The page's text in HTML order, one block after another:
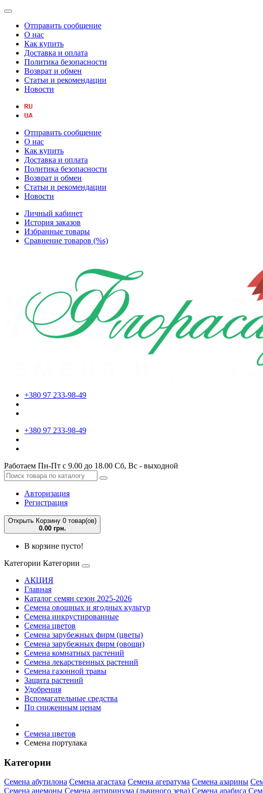
Отправить сообщение
О нас
Как купить
Доставка и оплата
Политика безопасности
Возврат и обмен
Статьи и рекомендации
Новости
Отправить сообщение
О нас
Как купить
Доставка и оплата
Политика безопасности
Возврат и обмен
Статьи и рекомендации
Новости
Личный кабинет
История заказов
Избранные товары
Сравнение товаров (%s)
+380 97 233-98-49
+380 97 233-98-49
Работаем Пн-Пт с 9.00 до 18.00 Сб, Вс - выходной
Авторизация
Регистрация
Открыть Корзину 0 товар(ов)
0.00 грн.
В корзине пусто!
Категории Категории
АКЦИЯ
Главная
Каталог семян сезон 2025-2026
Семена овощных и ягодных культур
Семена инкрустированные
Семена цветов
Семена зарубежных фирм (цветы)
Семена зарубежных фирм (овощи)
Семена комнатных растений
Семена лекарственных растений
Семена газонной травы
Защита растений
Удобрения
Вспомагательные средства
По сниженным ценам
Семена цветов
Семена портулака
Категории
Семена абутилона Семена агастаха Семена агератума Семена азарины
Семена анемоны Семена антиринума (львиного зева) Семена арабиса